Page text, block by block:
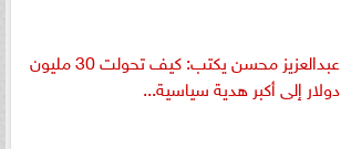
عبدالعزيز محسن يكتب: كيف تحولت 30 مليون
دولار إلى أكبر هدية سياسية...